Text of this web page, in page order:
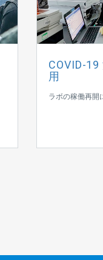
COVID-
用
ラボの稼働再開